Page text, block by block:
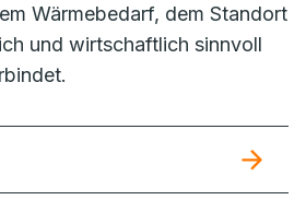
Wärmebedarf, dem Standort
und wirtschaftlich sinnvoll